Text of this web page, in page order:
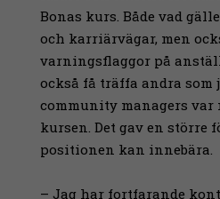
Bonas kurs. Både vad
och karriärvägar, men
varningsflaggor på
också få träffa andra som
community managers
kursen. Det gav en större
positionen kan innebära.
– Jag har fortfarande